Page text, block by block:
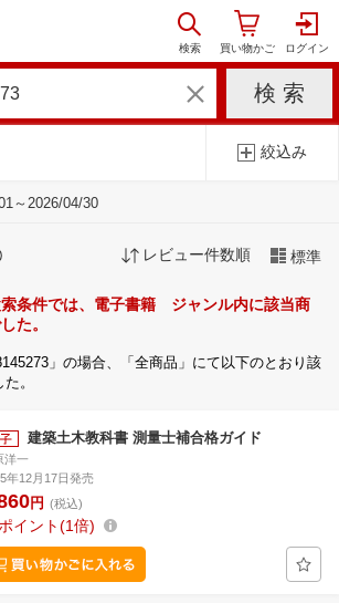
絞込み
～2026/04/30
レビュー件数順 標準
条件では、電子書籍 ジャンル内に該当商
た。
」の場合、「全商品」にて以下のとおり該
。
建築土木教科書 測量士補合格ガイド
洋一
年12月17日発売
円 (税込)
ポイント 1倍